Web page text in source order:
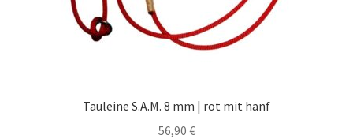
Tauleine S.A.M. 8 mm | rot mit hanf
56,90 €